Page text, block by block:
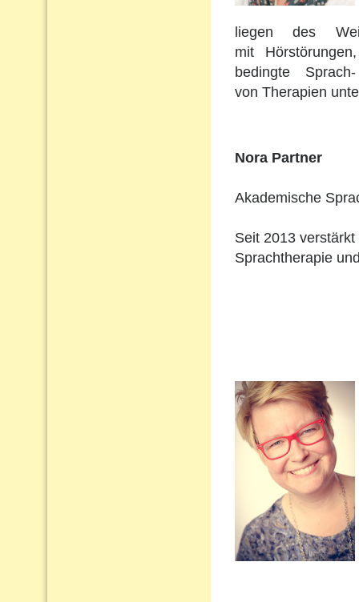
liegen des
mit
bedingte
von Therapien
Nora Partner
Akademische
Seit 2013
Sprachtherapie